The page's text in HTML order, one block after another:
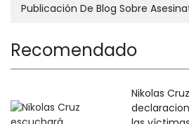
Publicación De Blog Sobre
Recomendado
Nikolas